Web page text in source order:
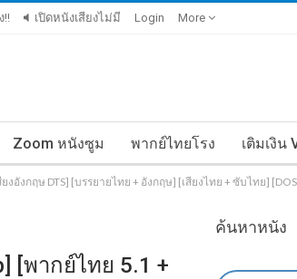
!! เปิดหนังเสียงไม่มี Login More
Zoom หนังซูม พากย์ไทยโรง เติมเงิน
อังกฤษ DTS] [บรรยายไทย + อังกฤษ] [เสียงไทย + ซับไทย]
[พากย์ไทย 5.1 +
ค้นหาหนัง